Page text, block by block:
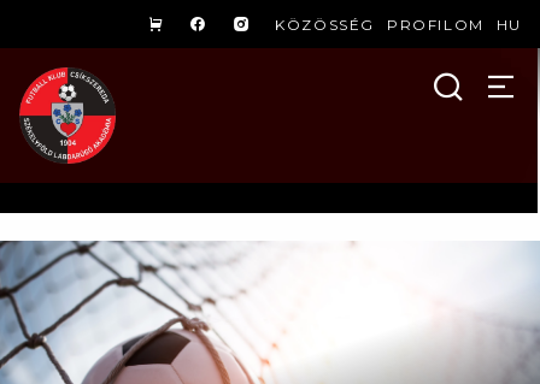
KÖZÖSSÉG PROFILOM HU